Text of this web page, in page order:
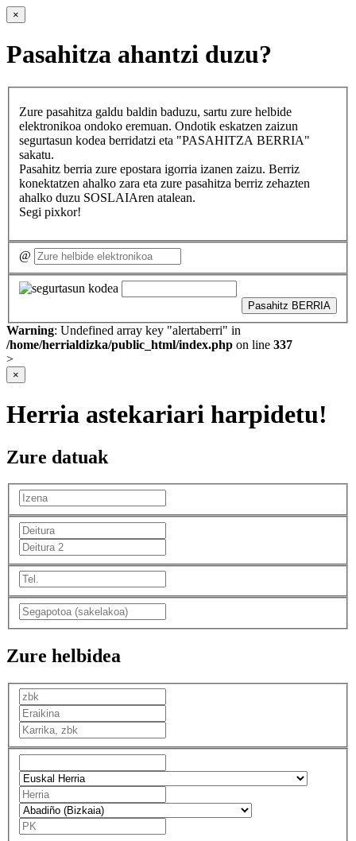
×
Pasahitza ahantzi duzu?
Zure pasahitza galdu baldin baduzu, sartu zure helbide
elektronikoa ondoko eremuan. Ondotik eskatzen zaizun
segurtasun kodea berridatzi eta "PASAHITZA BERRIA"
sakatu.
Pasahitz berria zure epostara igorria izanen zaizu. Berriz
konektatzen ahalko zara eta zure pasahitza berriz zehazten
ahalko duzu SOSLAIAren atalean.
Segi pixkor!
@
Pasahitz BERRIA
Warning: Undefined array key "alertaberri" in
/home/herrialdizka/public_html/index.php on line 337
>
×
Herria astekariari harpidetu!
Zure datuak
Zure helbidea